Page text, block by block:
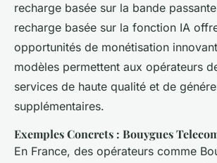
recharge basée sur la bande
recharge basée sur la fonction IA
opportunités de monétisation
modèles permettent aux opérateurs
services de haute qualité et de
supplémentaires.
Exemples Concrets : Bouygues
En France, des opérateurs comme